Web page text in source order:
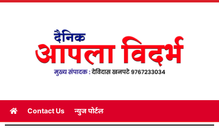
Contact Us न्युज पोर्टल